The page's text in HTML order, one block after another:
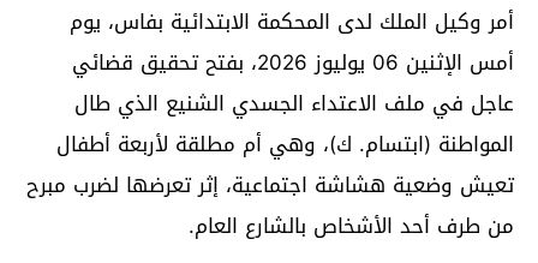
أمر وكيل الملك لدى المحكمة الابتدائية بفاس، يوم
أمس الإثنين 06 يوليوز 2026، بفتح تحقيق قضائي
عاجل في ملف الاعتداء الجسدي الشنيع الذي طال
المواطنة (ابتسام. ك)، وهي أم مطلقة لأربعة أطفال
تعيش وضعية هشاشة اجتماعية، إثر تعرضها لضرب مبرح
من طرف أحد الأشخاص بالشارع العام.